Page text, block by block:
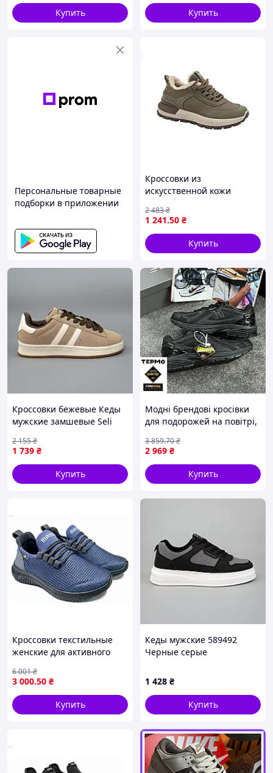
доставці оплачує клієнт
✔
вирішуємо непорозуміння, працюємо над
власний склад, все взуття готове до
✔
Наша ціль - задоволені клієнти і
повторні покупки!
Купить
Купить
Персональные товарные
подборки в приложении
Кроссовки из
искусственной кожи
зимних прогулок с
искусственным мехом
GIPANIS
1 241.50 ₴
2 483₴
Купить
Кроссовки бежевые Кеды
мужские замшевые Seli
чоловічі замшеві
1 739 ₴
2 155₴
Купить
Модні брендові кросівки
для подорожей на повітрі,
Gore-Tex Cordura Термо 41
2 969 ₴
3 859.70₴
Купить
Кроссовки текстильные
женские для активного
носки синий арт 5020
3 000.50 ₴
6 001₴
Купить
Кеды мужские 589492
Черные серые
1 428 ₴
Купить